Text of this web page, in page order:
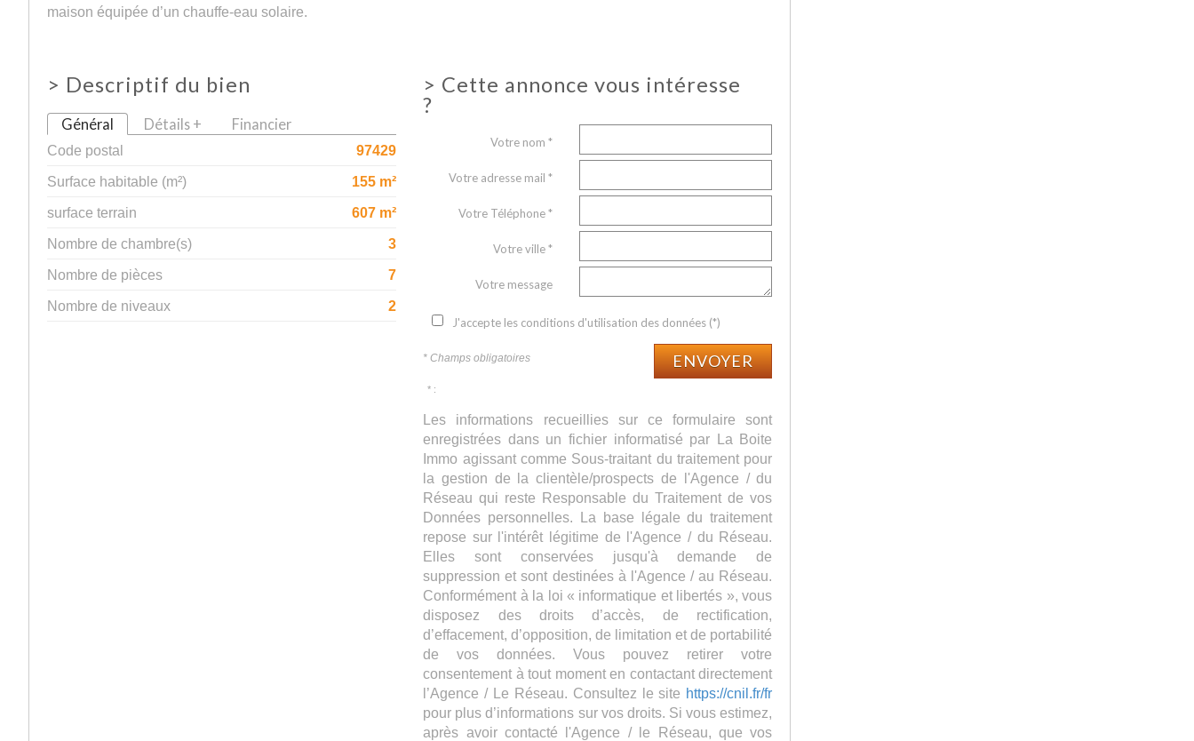
maison équipée d’un chauffe-eau solaire.
> Descriptif du bien
Général Détails + Financier
Code postal
97429
Surface habitable (m²)
155 m²
surface terrain
607 m²
Nombre de chambre(s)
3
Nombre de pièces
7
Nombre de niveaux
2
> Cette annonce vous intéresse
?
Votre nom *
Votre adresse mail *
Votre Téléphone *
Votre ville *
Votre message
J'accepte les conditions d'utilisation des données (*)
* Champs obligatoires ENVOYER
* :
Les informations recueillies sur ce formulaire sont
enregistrées dans un fichier informatisé par La Boite
Immo agissant comme Sous-traitant du traitement pour
la gestion de la clientèle/prospects de l'Agence / du
Réseau qui reste Responsable du Traitement de vos
Données personnelles. La base légale du traitement
repose sur l'intérêt légitime de l'Agence / du Réseau.
Elles sont conservées jusqu'à demande de
suppression et sont destinées à l'Agence / au Réseau.
Conformément à la loi « informatique et libertés », vous
disposez des droits d’accès, de rectification,
d’effacement, d’opposition, de limitation et de portabilité
de vos données. Vous pouvez retirer votre
consentement à tout moment en contactant directement
l’Agence / Le Réseau. Consultez le site https://cnil.fr/fr
pour plus d’informations sur vos droits. Si vous estimez,
après avoir contacté l'Agence / le Réseau, que vos